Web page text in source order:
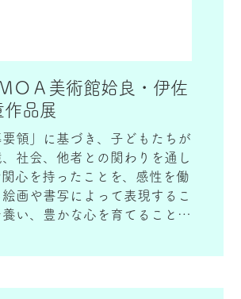
ＯＡ美術館姶良・伊佐
作品展
要領」に基づき、子どもたちが
社会、他者との関わりを通し
心を持ったことを、感性を働
画や書写によって表現するこ
養い、豊かな心を育てることを
域の小学１年生から６年生の